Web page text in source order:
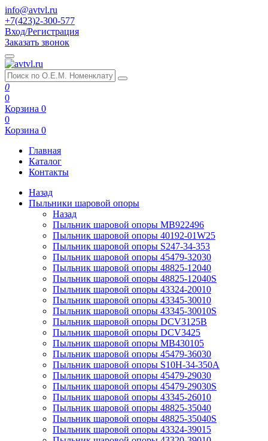
info@avtvl.ru
+7(423)2-300-577
Вход/Регистрация
Заказать звонок
0
0
Корзина 0
0
Корзина 0
Главная
Каталог
Контакты
Назад
Пыльники шаровой опоры
Назад
Пыльник шаровой опоры MB922496
Пыльник шаровой опоры 40192-01W25
Пыльник шаровой опоры S247-34-353
Пыльник шаровой опоры 45479-32030
Пыльник шаровой опоры 48825-12040
Пыльник шаровой опоры 48825-12040S
Пыльник шаровой опоры 43324-20010
Пыльник шаровой опоры 43345-30010
Пыльник шаровой опоры 43345-30010S
Пыльник шаровой опоры DCV3125B
Пыльник шаровой опоры DCV3425
Пыльник шаровой опоры MB430105
Пыльник шаровой опоры 45479-36030
Пыльник шаровой опоры S10H-34-350A
Пыльник шаровой опоры 45479-29030
Пыльник шаровой опоры 45479-29030S
Пыльник шаровой опоры 43345-26010
Пыльник шаровой опоры 48825-35040
Пыльник шаровой опоры 48825-35040S
Пыльник шаровой опоры 43324-39015